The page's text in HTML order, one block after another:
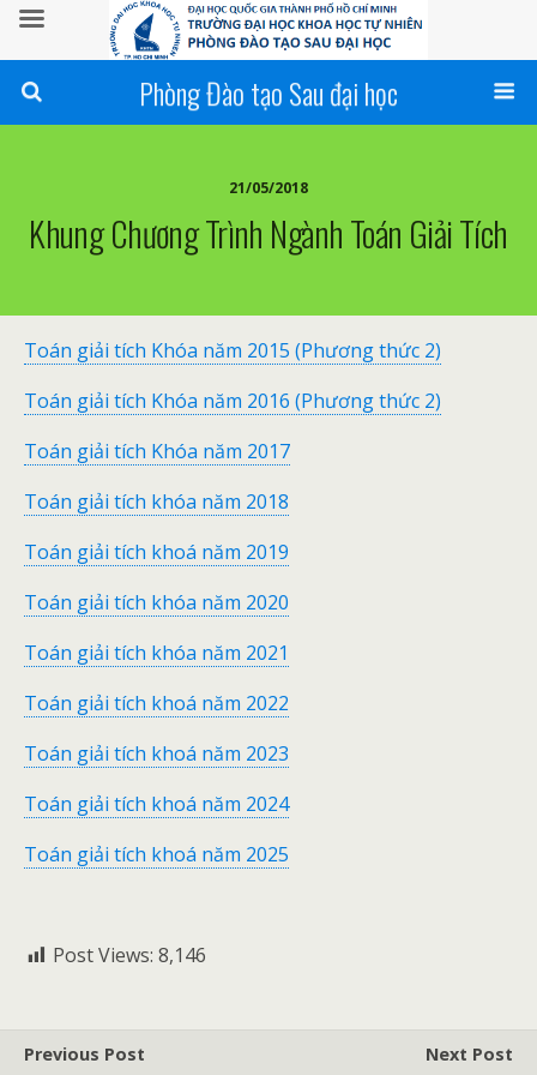
Phòng Đào tạo Sau đại học
21/05/2018
Khung Chương Trình Ngành Toán Giải Tích
Toán giải tích Khóa năm 2015 (Phương thức 2)
Toán giải tích Khóa năm 2016 (Phương thức 2)
Toán giải tích Khóa năm 2017
Toán giải tích khóa năm 2018
Toán giải tích khoá năm 2019
Toán giải tích khóa năm 2020
Toán giải tích khóa năm 2021
Toán giải tích khoá năm 2022
Toán giải tích khoá năm 2023
Toán giải tích khoá năm 2024
Toán giải tích khoá năm 2025
Post Views: 8,146
Previous Post Next Post